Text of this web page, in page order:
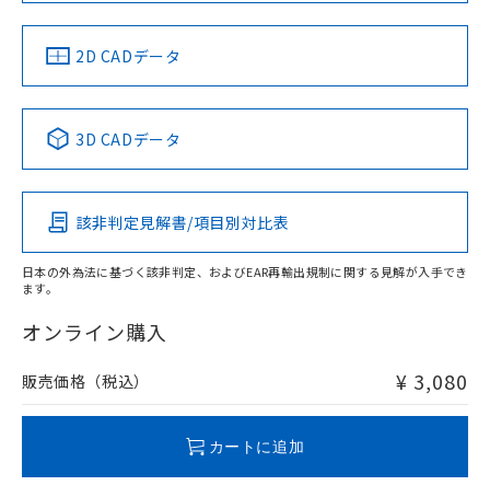
中国 RoHS 注意事項・凡例
Pb Hg Cd Cr(VI)
O
在庫等で未対応品が混在する可能性があります。
問い合わせください。
2D CADデータ
3D CADデータ
該非判定見解書/項目別対比表
日本の外為法に基づく該非判定、およびEAR再輸出規制に関する見解が入手でき
ます。
オンライン購入
販売価格（税込） ¥ 3,080
カートに追加